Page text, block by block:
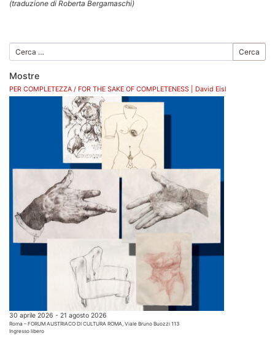
(traduzione di Roberta Bergamaschi)
Cerca
Mostre
PER COMPLETEZZA / FOR THE SAKE OF COMPLETENESS | David Eisl
30 aprile 2026 - 21 agosto 2026
Roma – FORUM AUSTRIACO DI CULTURA ROMA, Viale Bruno Buozzi 113
Ingresso libero